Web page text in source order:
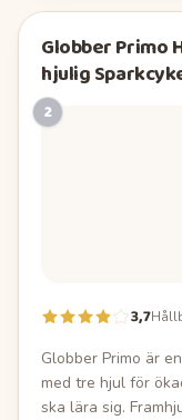
Globber Primo
hjulig
2
3,7
Globber Primo är
med tre hjul för
ska lära sig.